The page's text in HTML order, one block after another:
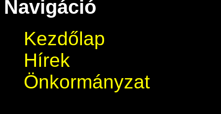
Navigáció
Kezdőlap
Hírek
Önkormányzat